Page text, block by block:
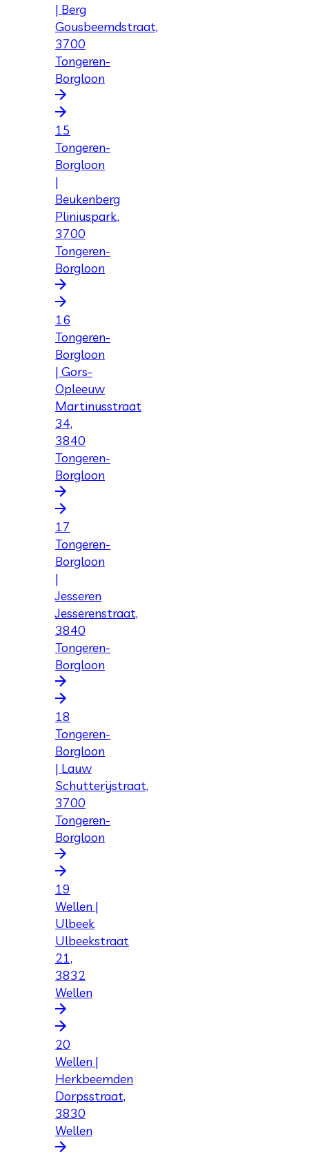
| Berg
Gousbeemdstraat,
3700
Tongeren-
Borgloon
15
Tongeren-
Borgloon
|
Beukenberg
Pliniuspark,
3700
Tongeren-
Borgloon
16
Tongeren-
Borgloon
| Gors-
Opleeuw
Martinusstraat
34,
3840
Tongeren-
Borgloon
17
Tongeren-
Borgloon
|
Jesseren
Jesserenstraat,
3840
Tongeren-
Borgloon
18
Tongeren-
Borgloon
| Lauw
Schutterijstraat,
3700
Tongeren-
Borgloon
19
Wellen |
Ulbeek
Ulbeekstraat
21,
3832
Wellen
20
Wellen |
Herkbeemden
Dorpsstraat,
3830
Wellen